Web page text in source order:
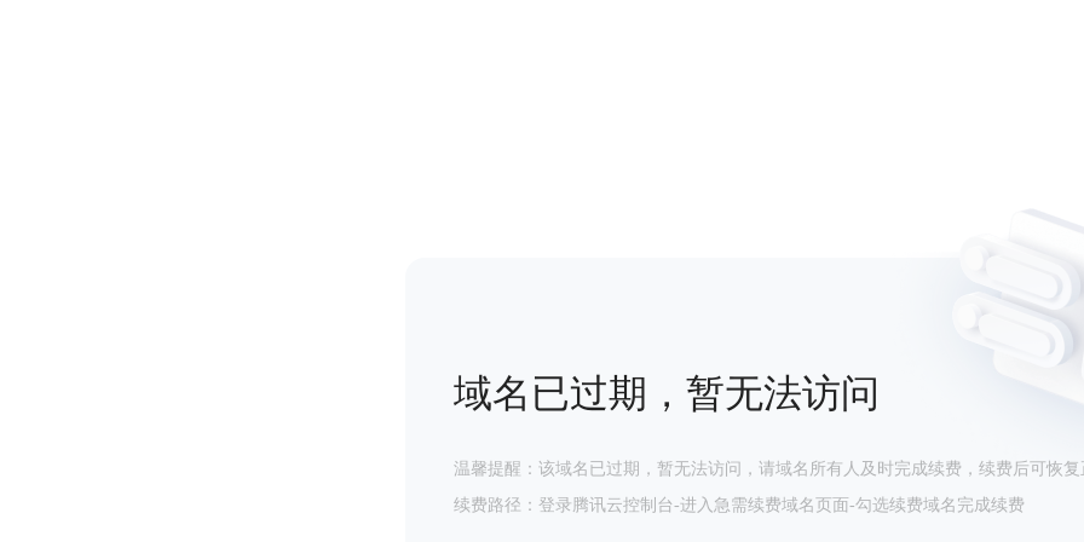
域名已过期，暂无法访问
温馨提醒：该域名已过期，暂无法访问，请域名所有人及时完成续费，续费后可恢复
续费路径：登录腾讯云控制台-进入急需续费域名页面-勾选续费域名完成续费